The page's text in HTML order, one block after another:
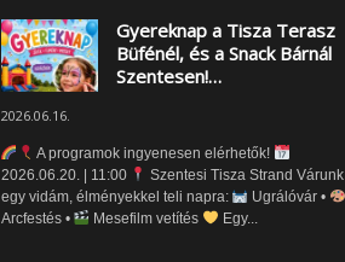
Gyereknap a Tisza Terasz
Büfénél, és a Snack Bárnál
Szentesen!…
2026.06.16.
A programok ingyenesen elérhetők!
2026.06.20. | 11:00
Szentesi Tisza Strand Várunk
egy vidám, élményekkel teli napra:
Ugrálóvár •
Arcfestés •
Mesefilm vetítés Egy...